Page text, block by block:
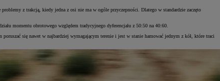
z trakcją, kiedy jedna z osi nie ma w ogóle przyczepności. Dlatego w standardzie zaczęto
momentu obrotowego względem tradycyjnego dyferencjału z 50:50 na 40:60.
się nawet w najbardziej wymagającym terenie i jest w stanie hamować jednym z kół, które traci